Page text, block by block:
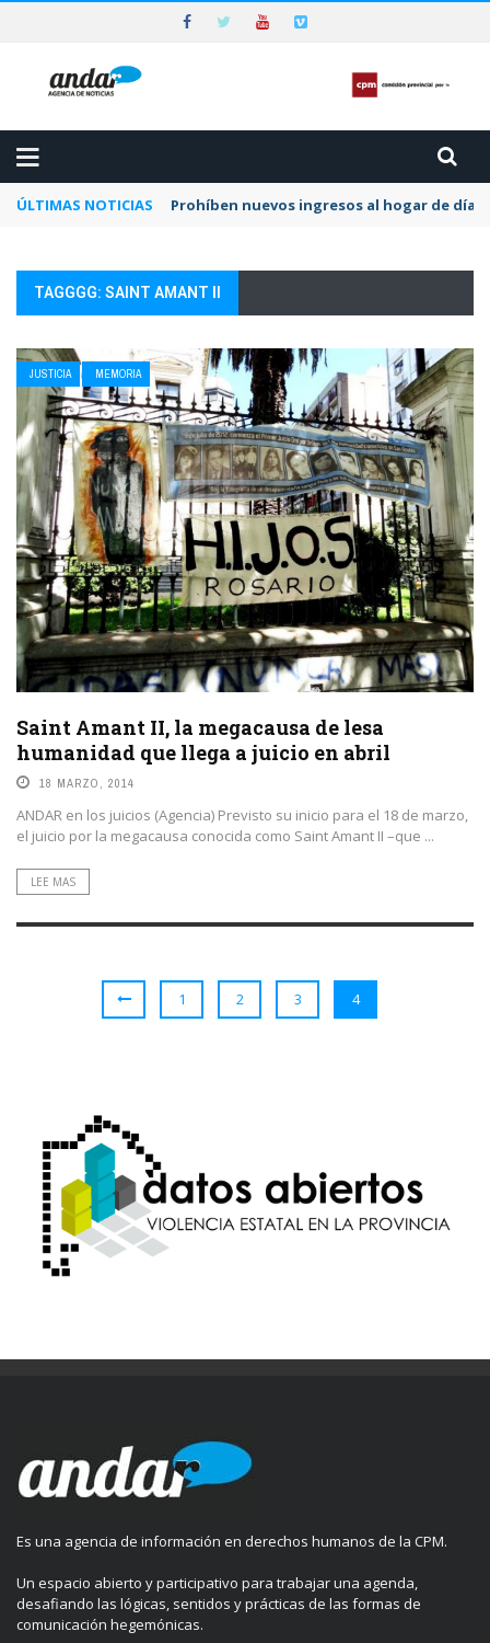
ÚLTIMAS NOTICIAS Prohíben nuevos ingresos al hogar de día
TAGGGG: SAINT AMANT II
JUSTICIA MEMORIA
Saint Amant II, la megacausa de lesa
humanidad que llega a juicio en abril
18 MARZO, 2014
ANDAR en los juicios (Agencia) Previsto su inicio para el 18 de marzo,
el juicio por la megacausa conocida como Saint Amant II –que ...
LEE MAS
1 2 3 4
Es una agencia de información en derechos humanos de la CPM.
Un espacio abierto y participativo para trabajar una agenda,
desafiando las lógicas, sentidos y prácticas de las formas de
comunicación hegemónicas.